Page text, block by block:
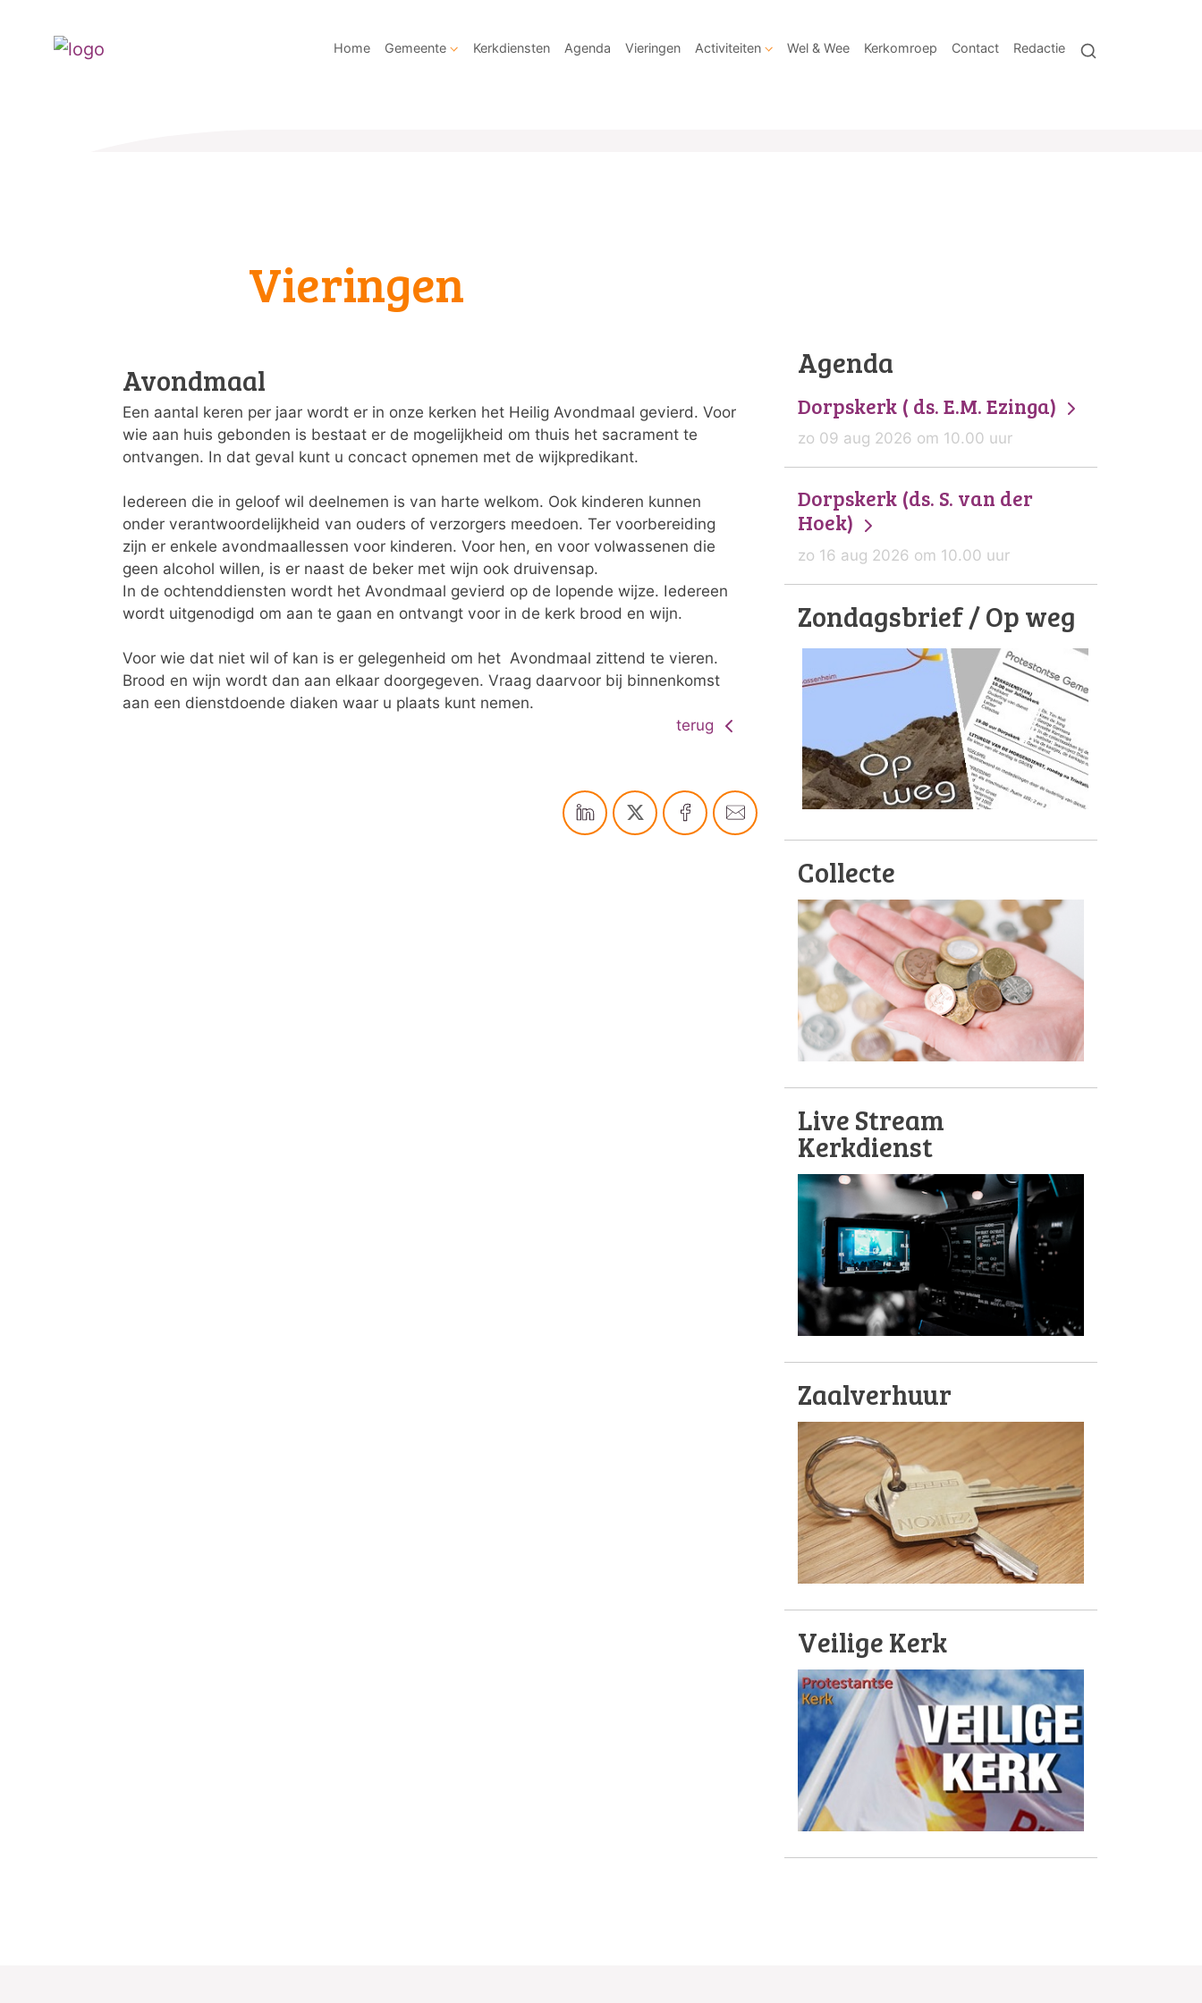
Home Gemeente Kerkdiensten Agenda Vieringen Activiteiten Wel & Wee Kerkomroep Contact Redactie
Vieringen
Avondmaal
Een aantal keren per jaar wordt er in onze kerken het Heilig Avondmaal gevierd. Voor
wie aan huis gebonden is bestaat er de mogelijkheid om thuis het sacrament te
ontvangen. In dat geval kunt u concact opnemen met de wijkpredikant.
Iedereen die in geloof wil deelnemen is van harte welkom. Ook kinderen kunnen
onder verantwoordelijkheid van ouders of verzorgers meedoen. Ter voorbereiding
zijn er enkele avondmaallessen voor kinderen. Voor hen, en voor volwassenen die
geen alcohol willen, is er naast de beker met wijn ook druivensap.
In de ochtenddiensten wordt het Avondmaal gevierd op de lopende wijze. Iedereen
wordt uitgenodigd om aan te gaan en ontvangt voor in de kerk brood en wijn.
Voor wie dat niet wil of kan is er gelegenheid om het Avondmaal zittend te vieren.
Brood en wijn wordt dan aan elkaar doorgegeven. Vraag daarvoor bij binnenkomst
aan een dienstdoende diaken waar u plaats kunt nemen.
terug
Agenda
Dorpskerk ( ds. E.M. Ezinga)
zo 09 aug 2026 om 10.00 uur
Dorpskerk (ds. S. van der
Hoek)
zo 16 aug 2026 om 10.00 uur
Zondagsbrief / Op weg
Collecte
Live Stream
Kerkdienst
Zaalverhuur
Veilige Kerk